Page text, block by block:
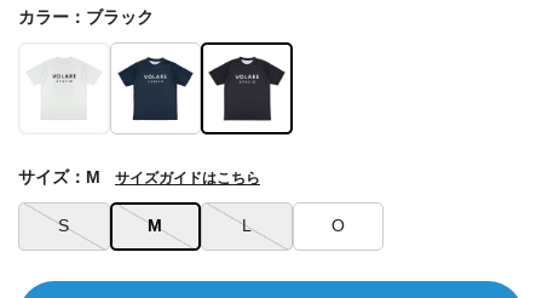
カラー：ブラック
S M L O
サイズ：M サイズガイドはこちら